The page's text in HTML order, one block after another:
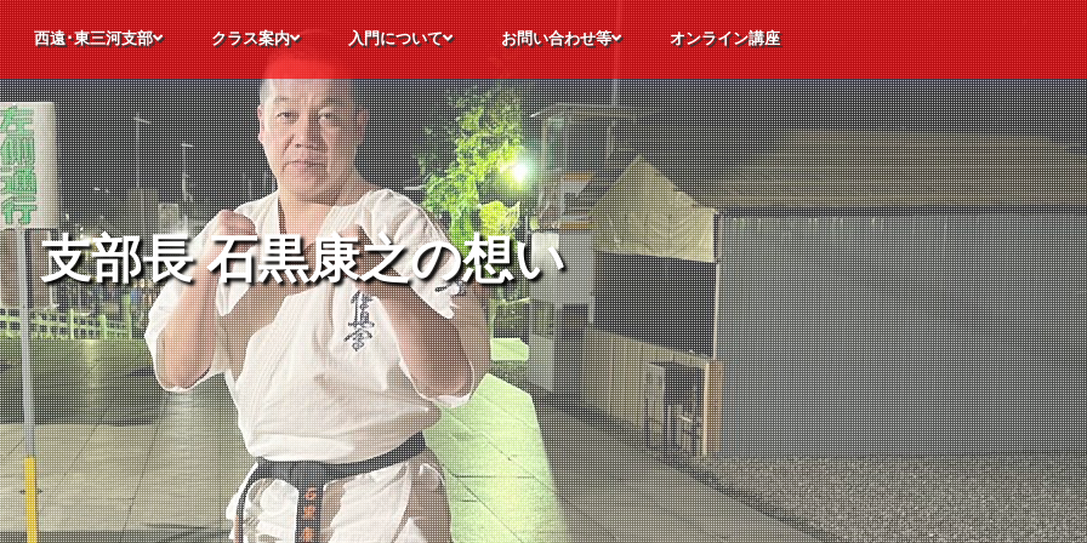
西遠･東三河支部
極真空手について
静岡県西遠･愛知県東三河支部の各道場
支部長メッセージ 支部長 石黒康之の想い
道場理念
指導員紹介
道場生の声
昇段レポート
極真会館 静岡西遠・愛知東三河支部
クラス案内
幼年・少年・少女部
合同部
師範稽古部
パーソナル稽古
オンライン稽古
特別競技クラス
フリートレーニングクラス
道場カレンダー
入門について
見学・体験入門
入門までの流れ
諸費用について
入門後のステップ
お問い合わせ等
よくいただくご質問
見学・体験申込
入門申込
お問合せ
オンライン講座
支部長 石黒康之の想い